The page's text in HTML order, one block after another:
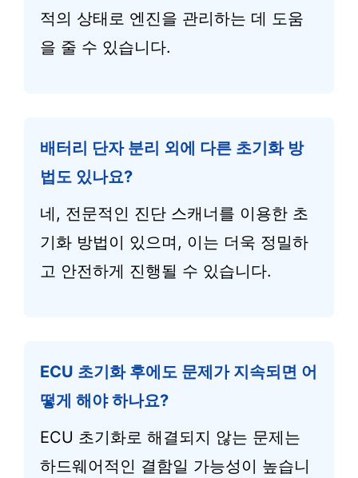
적의 상태로 엔진을 관리하는 데 도움
을 줄 수 있습니다.
배터리 단자 분리 외에 다른 초기화 방
법도 있나요?
네, 전문적인 진단 스캐너를 이용한 초
기화 방법이 있으며, 이는 더욱 정밀하
고 안전하게 진행될 수 있습니다.
ECU 초기화 후에도 문제가 지속되면 어
떻게 해야 하나요?
ECU 초기화로 해결되지 않는 문제는
하드웨어적인 결함일 가능성이 높습니